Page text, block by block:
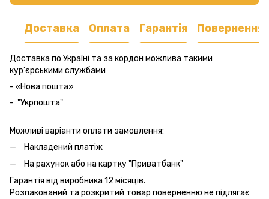
Доставка Оплата Гарантія Повернення
Доставка по Україні та за кордон можлива такими
кур'єрськими службами
- «Нова пошта»
- "Укрпошта"
Можливі варіанти оплати замовлення:
Накладений платіж
На рахунок або на картку "Приватбанк"
Гарантія від виробника 12 місяців.
Розпакований та розкритий товар поверненню не підлягає